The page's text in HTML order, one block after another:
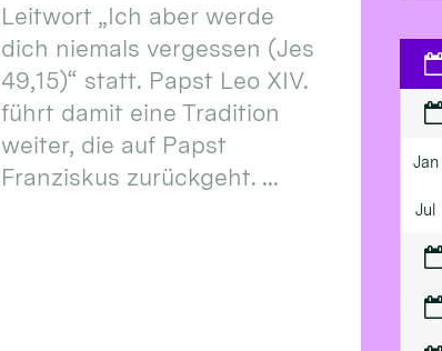
Leitwort „Ich aber werde
dich niemals vergessen (Jes
49,15)“ statt. Papst Leo XIV.
führt damit eine Tradition
weiter, die auf Papst
Franziskus zurückgeht. ...
Jan
Jul